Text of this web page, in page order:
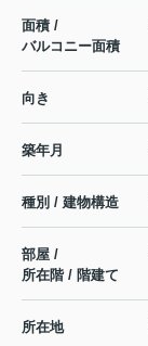
面積 /
バルコニー面積
向き
築年月
種別 / 建物構造
部屋 /
所在階 / 階建て
所在地